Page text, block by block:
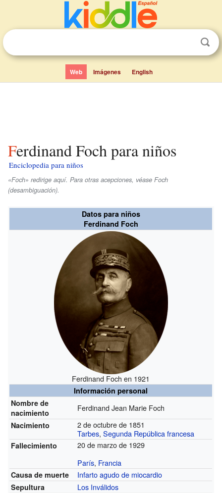
Web Imágenes English
Ferdinand Foch para niños
Enciclopedia para niños
«Foch» redirige aquí. Para otras acepciones, véase Foch
(desambiguación).
Datos para niños
Ferdinand Foch
Ferdinand Foch en 1921
Información personal
Nombre de
nacimiento
Ferdinand Jean Marie Foch
Nacimiento
2 de octubre de 1851
Tarbes,Segunda República francesa
Fallecimiento
20 de marzo de 1929
París, Francia
Causa de muerte Infarto agudo de miocardio
Sepultura Los Inválidos